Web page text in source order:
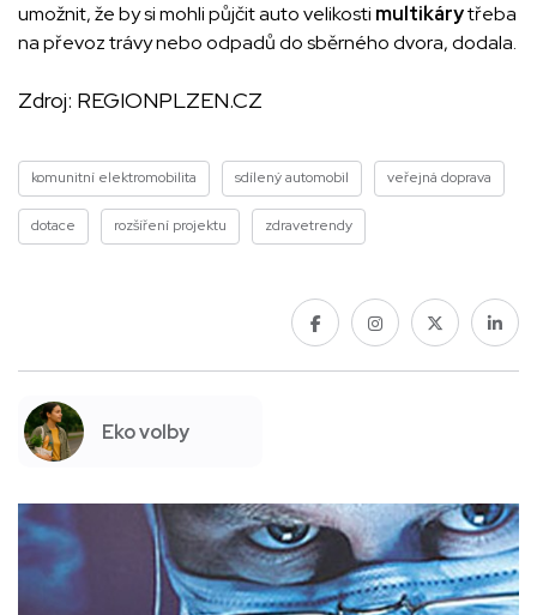
umožnit, že by si mohli půjčit auto velikosti multikárytřeba
na převoz trávy nebo odpadů do sběrného dvora, dodala.
Zdroj: REGIONPLZEN.CZ
komunitní elektromobilita sdílený automobil veřejná doprava
dotace rozšíření projektu zdravetrendy
Eko volby